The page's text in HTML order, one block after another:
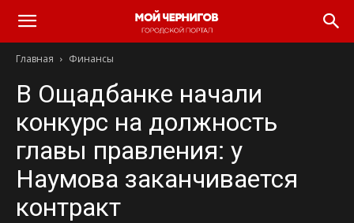
Главная Финансы
В Ощадбанке начали
конкурс на должность
главы правления: у
Наумова заканчивается
контракт